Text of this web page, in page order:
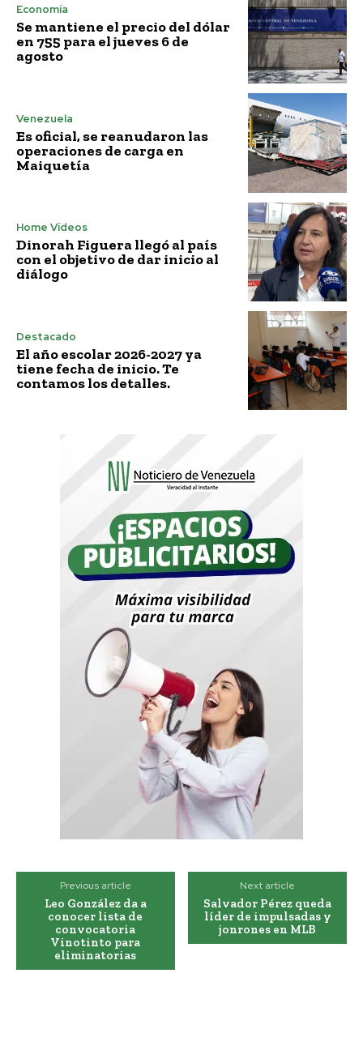
Economía
Se mantiene el precio del dólar
en 755 para el jueves 6 de
agosto
Venezuela
Es oficial, se reanudaron las
operaciones de carga en
Maiquetía
Home Vídeos
Dinorah Figuera llegó al país
con el objetivo de dar inicio al
diálogo
Destacado
El año escolar 2026-2027 ya
tiene fecha de inicio. Te
contamos los detalles.
Previous article
Leo González da a
conocer lista de
convocatoria
Vinotinto para
eliminatorias
Next article
Salvador Pérez queda
líder de impulsadas y
jonrones en MLB